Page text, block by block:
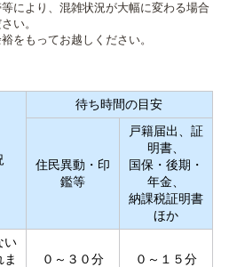
登録
により、混雑状況が大幅に変わる場合
い。
をもってお越しください。
待ち時間の目安
住民異動・印
鑑等
戸籍届出、証
明書、
国保・後期・
年金、
納課税証明書
ほか
い
ま
０～３０分 ０～１５分